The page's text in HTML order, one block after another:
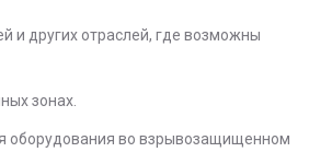
и других отраслей, где возможны
зонах.
оборудования во взрывозащищенном